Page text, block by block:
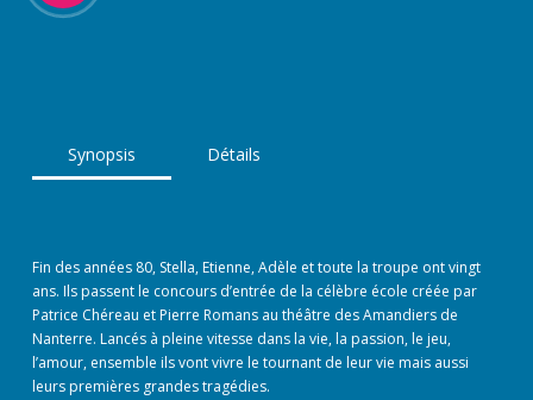
Synopsis Détails
Fin des années 80, Stella, Etienne, Adèle et toute la troupe ont vingt
ans. Ils passent le concours d’entrée de la célèbre école créée par
Patrice Chéreau et Pierre Romans au théâtre des Amandiers de
Nanterre. Lancés à pleine vitesse dans la vie, la passion, le jeu,
l’amour, ensemble ils vont vivre le tournant de leur vie mais aussi
leurs premières grandes tragédies.